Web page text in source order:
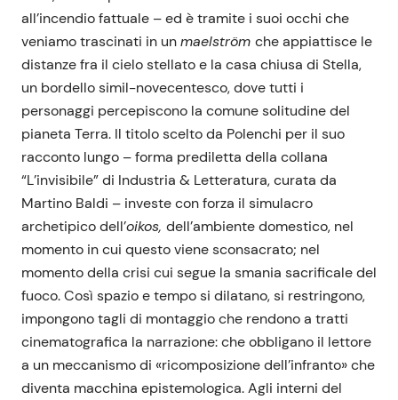
all’incendio fattuale – ed è tramite i suoi occhi che
veniamo trascinati in unmaelström che appiattisce le
distanze fra il cielo stellato e la casa chiusa di Stella,
un bordello simil-novecentesco, dove tutti i
personaggi percepiscono la comune solitudine del
pianeta Terra. Il titolo scelto da Polenchi per il suo
racconto lungo – forma prediletta della collana
“L’invisibile” di Industria & Letteratura, curata da
Martino Baldi – investe con forza il simulacro
archetipico dell’oikos, dell’ambiente domestico, nel
momento in cui questo viene sconsacrato; nel
momento della crisi cui segue la smania sacrificale del
fuoco. Così spazio e tempo si dilatano, si restringono,
impongono tagli di montaggio che rendono a tratti
cinematografica la narrazione: che obbligano il lettore
a un meccanismo di «ricomposizione dell’infranto» che
diventa macchina epistemologica. Agli interni del